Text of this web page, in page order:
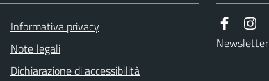
Informativa privacy
Note legali
Dichiarazione di accessibilità
Newsletter